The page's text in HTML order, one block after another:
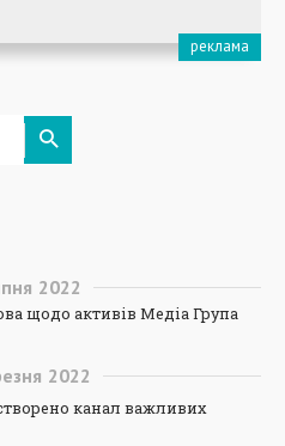
2022
щодо активів Медіа Група
2022
канал важливих